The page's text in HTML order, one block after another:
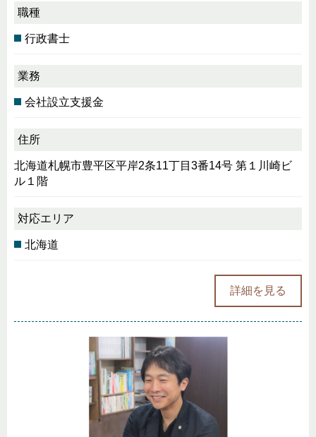
職種
行政書士
業務
会社設立支援金
住所
北海道札幌市豊平区平岸2条11丁目3番14号 第１川崎ビ
ル１階
対応エリア
北海道
詳細を見る